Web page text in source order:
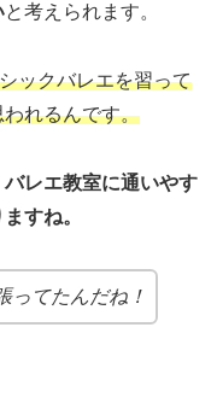
と考えられます。
ックバレエを習って
れるんです。
バレエ教室に通いやす
すね。
ってたんだね！